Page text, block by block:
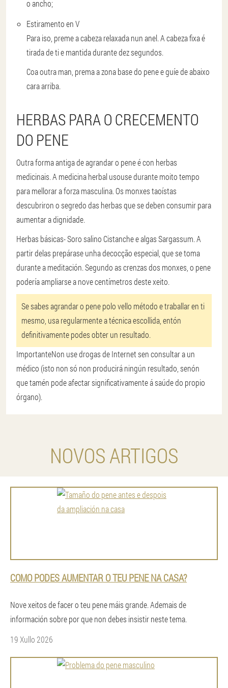
o ancho;
Estiramento en V
Para iso, preme a cabeza relaxada nun anel. A cabeza fixa é
tirada de ti e mantida durante dez segundos.
Coa outra man, prema a zona base do pene e guíe de abaixo
cara arriba.
HERBAS PARA O CRECEMENTO
DO PENE
Outra forma antiga de agrandar o pene é con herbas
medicinais. A medicina herbal usouse durante moito tempo
para mellorar a forza masculina. Os monxes taoístas
descubriron o segredo das herbas que se deben consumir para
aumentar a dignidade.
Herbas básicas- Soro salino Cistanche e algas Sargassum. A
partir delas prepárase unha decocção especial, que se toma
durante a meditación. Segundo as crenzas dos monxes, o pene
podería ampliarse a nove centímetros deste xeito.
Se sabes agrandar o pene polo vello método e traballar en ti
mesmo, usa regularmente a técnica escollida, entón
definitivamente podes obter un resultado.
ImportanteNon use drogas de Internet sen consultar a un
médico (isto non só non producirá ningún resultado, senón
que tamén pode afectar significativamente á saúde do propio
órgano).
NOVOS ARTIGOS
COMO PODES AUMENTAR O TEU PENE NA CASA?
Nove xeitos de facer o teu pene máis grande. Ademais de
información sobre por que non debes insistir neste tema.
19 Xullo 2026